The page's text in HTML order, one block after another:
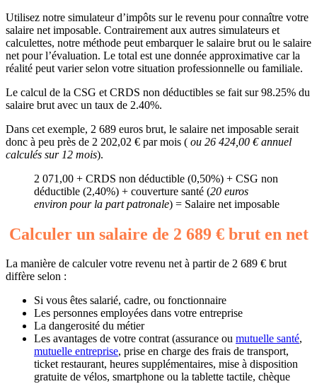
Utilisez notre simulateur d’impôts sur le revenu pour connaître votre
salaire net imposable. Contrairement aux autres simulateurs et
calculettes, notre méthode peut embarquer le salaire brut ou le salaire
net pour l’évaluation. Le total est une donnée approximative car la
réalité peut varier selon votre situation professionnelle ou familiale.
Le calcul de la CSG et CRDS non déductibles se fait sur 98.25% du
salaire brut avec un taux de 2.40%.
Dans cet exemple, 2 689 euros brut, le salaire net imposable serait
donc à peu près de 2 202,02 € par mois ( ou 26 424,00 € annuel
calculés sur 12 mois).
2 071,00 + CRDS non déductible (0,50%) + CSG non
déductible (2,40%) + couverture santé (20 euros
environ pour la part patronale) = Salaire net imposable
Calculer un salaire de 2 689 € brut en net
La manière de calculer votre revenu net à partir de 2 689 € brut
diffère selon :
Si vous êtes salarié, cadre, ou fonctionnaire
Les personnes employées dans votre entreprise
La dangerosité du métier
Les avantages de votre contrat (assurance ou mutuelle santé,
mutuelle entreprise, prise en charge des frais de transport,
ticket restaurant, heures supplémentaires, mise à disposition
gratuite de vélos, smartphone ou la tablette tactile, chèque